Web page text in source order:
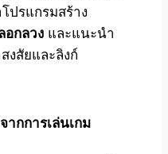
ปรแกรมสร้าง
อกลวง และแนะนำ
งสัยและลิงก์
กการเล่นเกม